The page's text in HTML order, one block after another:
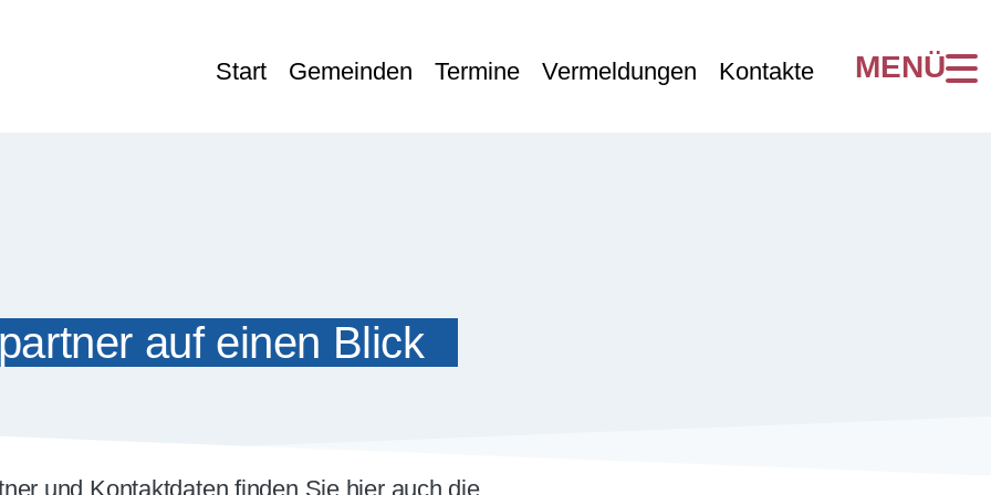
Start Gemeinden Termine Vermeldungen Kontakte
TERMINE
auf einen Blick
und Kontaktdaten finden Sie hier auch die